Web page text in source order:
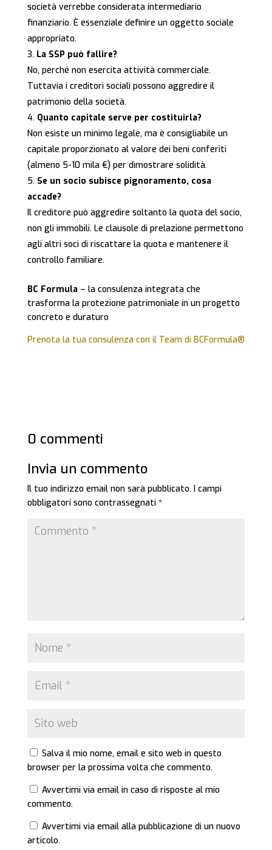
società verrebbe considerata intermediario
finanziario. È essenziale definire un oggetto sociale
appropriato.
La SSP può fallire?
No, perché non esercita attività commerciale.
Tuttavia i creditori sociali possono aggredire il
patrimonio della società.
Quanto capitale serve per costituirla?
Non esiste un minimo legale, ma è consigliabile un
capitale proporzionato al valore dei beni conferiti
(almeno 5-10 mila €) per dimostrare solidità.
Se un socio subisce pignoramento, cosa
accade?
Il creditore può aggredire soltanto la quota del socio,
non gli immobili. Le clausole di prelazione permettono
agli altri soci di riscattare la quota e mantenere il
controllo familiare.
BC Formula – la consulenza integrata che
trasforma la protezione patrimoniale in un progetto
concreto e duraturo
Prenota la tua consulenza con il Team di BCFormula®
0 commenti
Invia un commento
Il tuo indirizzo email non sarà pubblicato. I campi
obbligatori sono contrassegnati *
Salva il mio nome, email e sito web in questo
browser per la prossima volta che commento.
Avvertimi via email in caso di risposte al mio
commento.
Avvertimi via email alla pubblicazione di un nuovo
articolo.